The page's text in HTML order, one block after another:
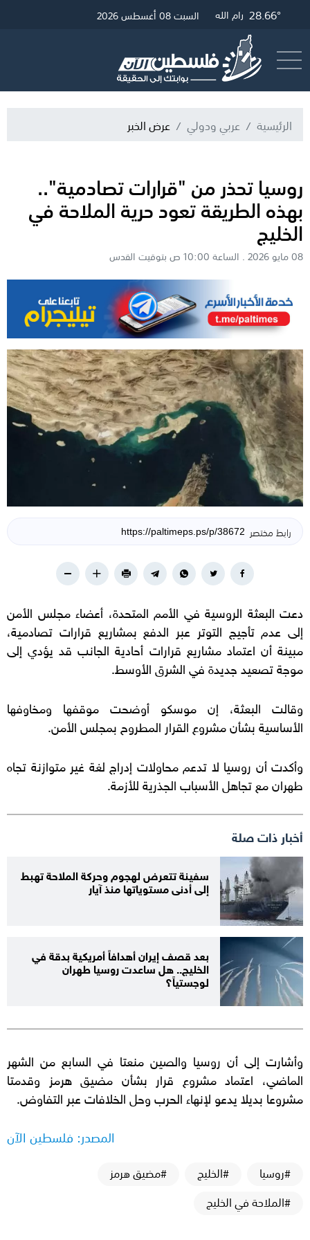
31.39° غزة 28.9° القدس28.66° رام الله السبت 08 أغسطس 2026
الرئيسية عربي ودولي عرض الخبر
روسيا تحذر من "قرارات تصادمية"..
بهذه الطريقة تعود حرية الملاحة في
الخليج
08 مايو 2026 . الساعة 10:00 ص بتوقيت القدس
رابط مختصر
دعت البعثة الروسية في الأمم المتحدة، أعضاء مجلس الأمن
إلى عدم تأجيج التوتر عبر الدفع بمشاريع قرارات تصادمية،
مبينة أن اعتماد مشاريع قرارات أحادية الجانب قد يؤدي إلى
موجة تصعيد جديدة في الشرق الأوسط.
وقالت البعثة، إن موسكو أوضحت موقفها ومخاوفها
الأساسية بشأن مشروع القرار المطروح بمجلس الأمن.
وأكدت أن روسيا لا تدعم محاولات إدراج لغة غير متوازنة تجاه
طهران مع تجاهل الأسباب الجذرية للأزمة.
أخبار ذات صلة
سفينة تتعرض لهجوم وحركة الملاحة تهبط
إلى أدنى مستوياتها منذ آيار
بعد قصف إيران أهدافاً أمريكية بدقة في
الخليج.. هل ساعدت روسيا طهران
لوجستياً؟
وأشارت إلى أن روسيا والصين منعتا في السابع من الشهر
الماضي، اعتماد مشروع قرار بشأن مضيق هرمز وقدمتا
مشروعا بديلا يدعو لإنهاء الحرب وحل الخلافات عبر التفاوض.
المصدر: فلسطين الآن
#روسيا #الخليج
#مضيق هرمز
#الملاحة في الخليج